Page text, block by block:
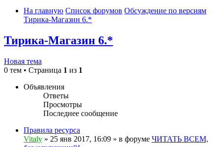
На главную Список форумов Обсуждение по версиям
Тирика-Магазин 6.*
Тирика-Магазин 6.*
Новая тема
0 тем • Страница 1 из 1
Объявления
Ответы
Просмотры
Последнее сообщение
Правила ресурса
Vitaly » 25 янв 2017, 16:09 » в форуме ЧИТАТЬ ВСЕМ,